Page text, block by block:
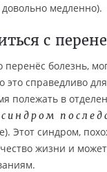
медленно).
с
перенёс болезнь,
это справедливо
полежать в
синдром
Этот синдром,
жизни и